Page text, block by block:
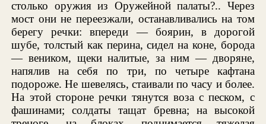
столько оружия из Оружейной палаты?.. Через
мост они не переезжали, останавливались на том
берегу речки: впереди — боярин, в дорогой
шубе, толстый как перина, сидел на коне, борода
— веником, щеки налитые, за ним — дворяне,
напялив на себя по три, по четыре кафтана
подороже. Не шевелясь, стаивали по часу и более.
На этой стороне речки тянутся воза с песком, с
фашинами; солдаты тащат бревна; на высокой